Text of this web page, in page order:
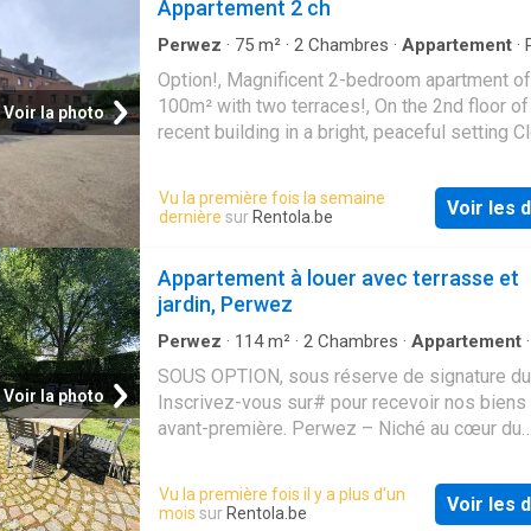
Voir la photo
Appartement 2 ch
Perwez · 75 m² · 2 Chambres · Appartement ·
Option!, Magnificent 2-bedroom apartment
100m² with two terraces!, On the 2nd floor of
recent building in a bright, peaceful setting
COMPOSITION:, - Entrance hall with
washbasin, - Bright +/- 37.5m² living room
8.5m² south-west-facing terrace, - Super-
dishwasher, sink, fridge, storage units), -
1 bedroom of ±13m² with en-suite shower
(shower, washbasin), - 1 bedroom ±12m²
terrace, - Bathroom (bath, washbasin and
Laundry room, - Utility room, - Private indoor
space (n°26) - large private attic, - Excellent
(60Kwh/m2 year), FEATURES, - Available
PVC double-glazed windows, - Tiled and
flooring, - Double-flow mechanical
Vu la première fois la semaine
dernière sur Rentola.be Voir les
Voir la photo
Appartement à louer avec terrasse et
jardin, Perwez
Perwez · 114m² · 2 Chambres · Appartement ·
SOUS OPTION, sous réserve de signature du
Inscrivez-vous sur# pour recevoir nos biens
avant-première. Perwez – Niché au cœur du
superbe ferme en carré pleine de caractère,
découvrez cet appartement 2 chambres
Vu la première fois il y a plus d'un
mois sur Rentola.be Voir les